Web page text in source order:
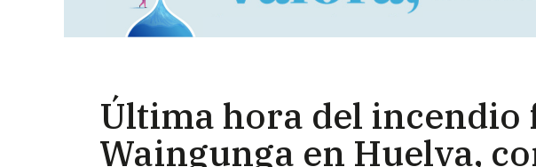
Última hora del
Waingunga en Huelva,